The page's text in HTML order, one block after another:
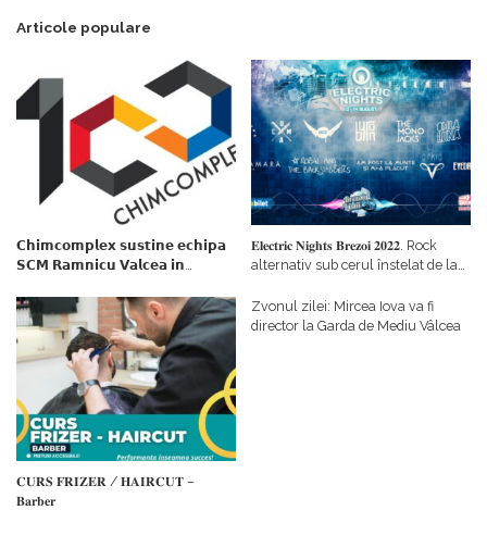
Articole populare
𝗖𝗵𝗶𝗺𝗰𝗼𝗺𝗽𝗹𝗲𝘅 𝘀𝘂𝘀𝘁𝗶𝗻𝗲 𝗲𝗰𝗵𝗶𝗽𝗮
𝗦𝗖𝗠 𝗥𝗮𝗺𝗻𝗶𝗰𝘂 𝗩𝗮𝗹𝗰𝗲𝗮 𝗶𝗻
𝗳𝗶𝗻𝗮𝗻𝘁𝗮𝘁𝗼𝗿
𝐄𝐥𝐞𝐜𝐭𝐫𝐢𝐜 𝐍𝐢𝐠𝐡𝐭𝐬 𝐁𝐫𝐞𝐳𝐨𝐢 𝟐𝟎𝟐𝟐. Rock
alternativ sub cerul înstelat de la
𝐂𝐔𝐑𝐒 𝐅𝐑𝐈𝐙𝐄𝐑 / 𝐇𝐀𝐈𝐑𝐂𝐔𝐓 –
𝐁𝐚𝐫𝐛𝐞𝐫
Zvonul zilei: Mircea Iova va fi
director la Garda de Mediu Vâlcea